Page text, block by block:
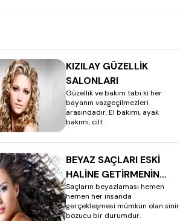
KIZILAY GÜZELLİK
SALONLARI
Güzellik ve bakım tabi ki her
bayanın vazgeçilmezleri
arasındadır. El bakımı, ayak
bakımı, cilt
BEYAZ SAÇLARI ESKİ
HALİNE GETİRMENİN
FORMÜLÜ
Saçların beyazlaması hemen
hemen her insanda
gerçekleşmesi mümkün olan sinir
bozucu bir durumdur.